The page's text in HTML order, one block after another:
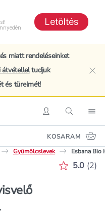
Letöltés
miatt rendeléseinket
átvételleltudjuk
és türelmét!
BelépésKeresés
KOSARAM
Gyümölcslevek Esbana
5.0 (2)